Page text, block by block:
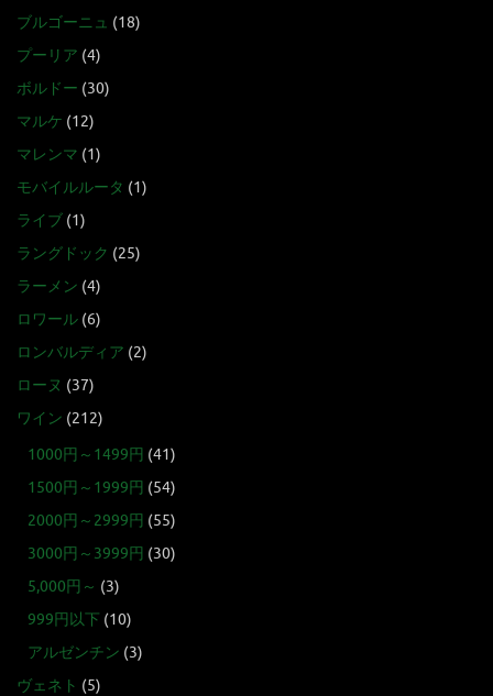
ブルゴーニュ (18)
プーリア (4)
ボルドー (30)
マルケ (12)
マレンマ (1)
モバイルルータ (1)
ライブ (1)
ラングドック (25)
ラーメン (4)
ロワール (6)
ロンバルディア (2)
ローヌ (37)
ワイン (212)
1000円～1499円 (41)
1500円～1999円 (54)
2000円～2999円 (55)
3000円～3999円 (30)
5,000円～ (3)
999円以下 (10)
アルゼンチン (3)
ヴェネト (5)